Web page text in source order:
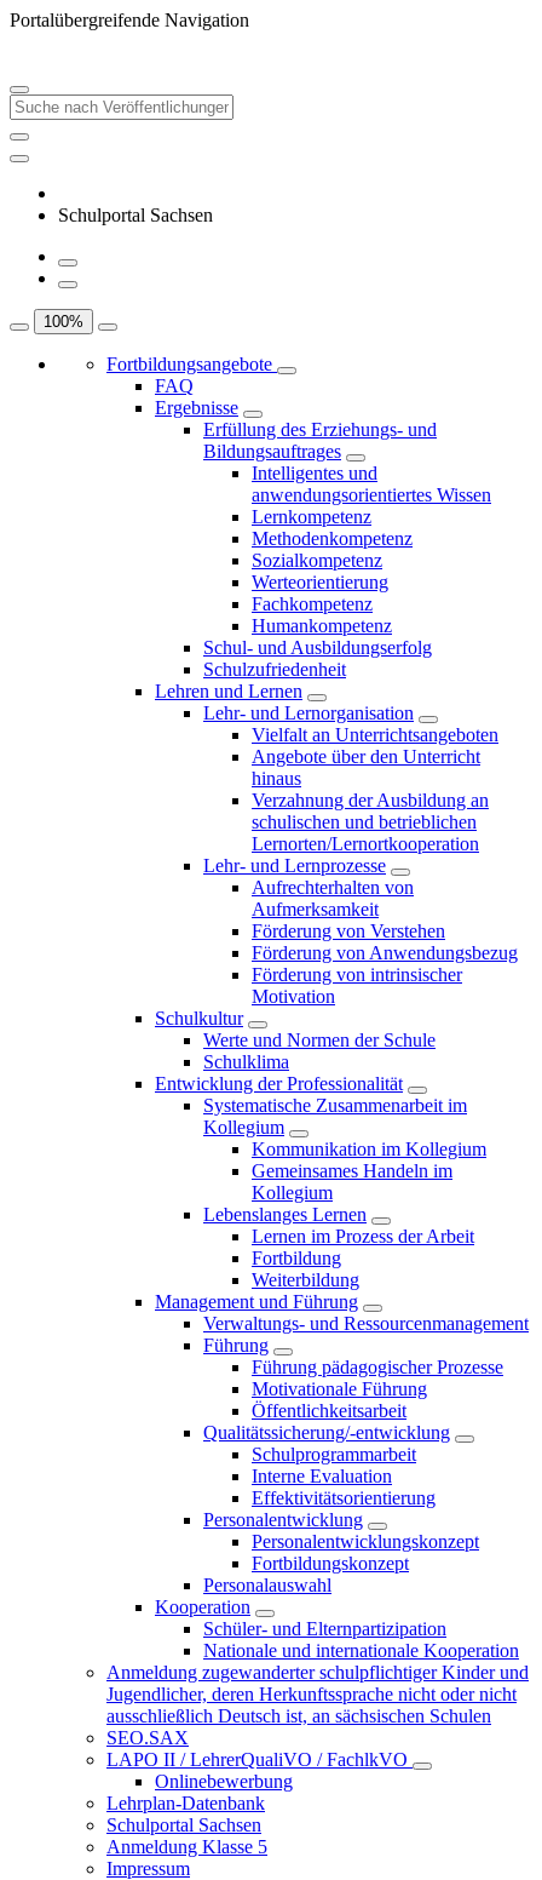
Portalübergreifende Navigation
Schulportal Sachsen
100%
Fortbildungsangebote
FAQ
Ergebnisse
Erfüllung des Erziehungs- und
Bildungsauftrages
Intelligentes und
anwendungsorientiertes Wissen
Lernkompetenz
Methodenkompetenz
Sozialkompetenz
Werteorientierung
Fachkompetenz
Humankompetenz
Schul- und Ausbildungserfolg
Schulzufriedenheit
Lehren und Lernen
Lehr- und Lernorganisation
Vielfalt an Unterrichtsangeboten
Angebote über den Unterricht
hinaus
Verzahnung der Ausbildung an
schulischen und betrieblichen
Lernorten/Lernortkooperation
Lehr- und Lernprozesse
Aufrechterhalten von
Aufmerksamkeit
Förderung von Verstehen
Förderung von Anwendungsbezug
Förderung von intrinsischer
Motivation
Schulkultur
Werte und Normen der Schule
Schulklima
Entwicklung der Professionalität
Systematische Zusammenarbeit im
Kollegium
Kommunikation im Kollegium
Gemeinsames Handeln im
Kollegium
Lebenslanges Lernen
Lernen im Prozess der Arbeit
Fortbildung
Weiterbildung
Management und Führung
Verwaltungs- und Ressourcenmanagement
Führung
Führung pädagogischer Prozesse
Motivationale Führung
Öffentlichkeitsarbeit
Qualitätssicherung/-entwicklung
Schulprogrammarbeit
Interne Evaluation
Effektivitätsorientierung
Personalentwicklung
Personalentwicklungskonzept
Fortbildungskonzept
Personalauswahl
Kooperation
Schüler- und Elternpartizipation
Nationale und internationale Kooperation
Anmeldung zugewanderter schulpflichtiger Kinder und
Jugendlicher, deren Herkunftssprache nicht oder nicht
ausschließlich Deutsch ist, an sächsischen Schulen
SEO.SAX
LAPO II / LehrerQualiVO / FachlkVO
Onlinebewerbung
Lehrplan-Datenbank
Schulportal Sachsen
Anmeldung Klasse 5
Impressum